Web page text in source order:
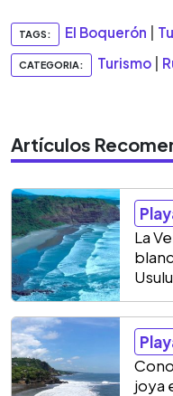
TAGS: El Boquerón
CATEGORIA: Turismo
Artículos
La
joya